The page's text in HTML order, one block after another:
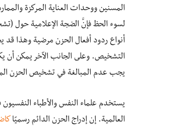
المسنين ووحدات العناية المركزة
لسوء الحظ فإنَّ الضجة الإعلامية حول
أنواع ردود أفعال الحزن مرضية وهذا
التشخيص. وعلى الجانب الآخر يمكن أن
يجب عدم المبالغة في تشخيص الحزن
يستخدم علماء النفس والأطباء
العالمية. إن إدراج الحزن الدائم رسميًا